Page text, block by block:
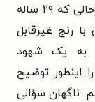
می‌گوید پس از ترک کمبریج درحالی که ۲۹ ساله
رنج غیرقابل
به یک شهود
اینطور توضیح
ناگهان سؤالی